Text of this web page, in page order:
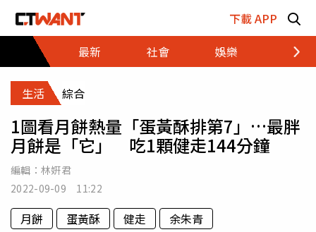
下載 APP
最新
社會 娛樂 財經
生活 綜合
1圖看月餅熱量「蛋黃酥排第7」…最胖
月餅是「它」 吃1顆健走144分鐘
編輯： 林姸君
2022-09-09 11:22
月餅 蛋黃酥 健走 余朱青